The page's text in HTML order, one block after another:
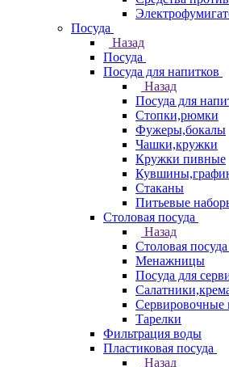
Посуда
Назад
Посуда
Посуда для напитков
Назад
Посуда для
Стопки,рюмки
Фужеры,бокалы
Чашки,кружки
Кружки пивные
Стаканы
Питьевые
Столовая посуда
Назад
Столовая посуда
Менажницы
Посуда для
Сервировочные
Тарелки
Фильтрация воды
Пластиковая посуда
Назад